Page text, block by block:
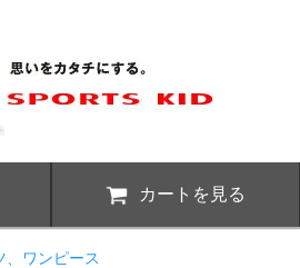
カートを見る
、ワンピース